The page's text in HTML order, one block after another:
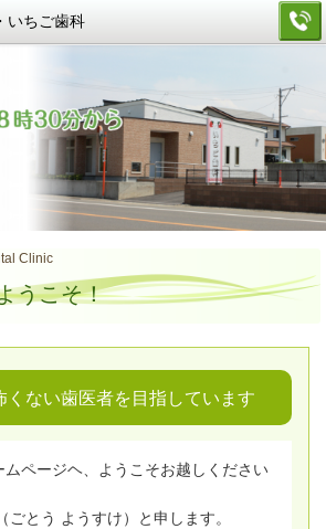
いちご歯科
Clinic
うこそ！
くない歯医者を目指しています
ムページヘ、ようこそお越しください
ごとう ようすけ）と申します。